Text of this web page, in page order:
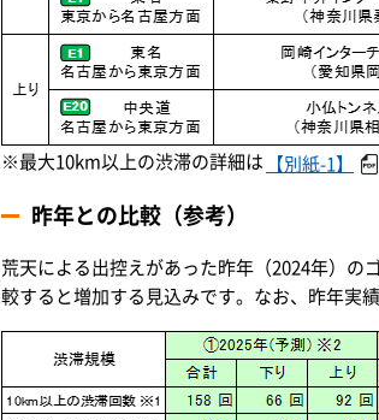
※最大10km以上の渋滞の詳細は 【別紙-1】
昨年との比較（参考）
荒天による出控えがあった昨年（2024年）
較すると増加する見込みです。なお、昨年実